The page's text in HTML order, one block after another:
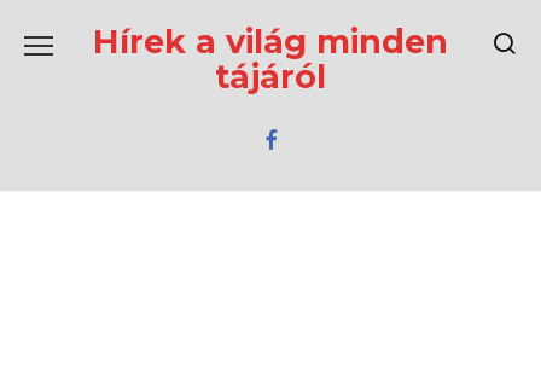
содержаниюHírek a világ minden
tájáról